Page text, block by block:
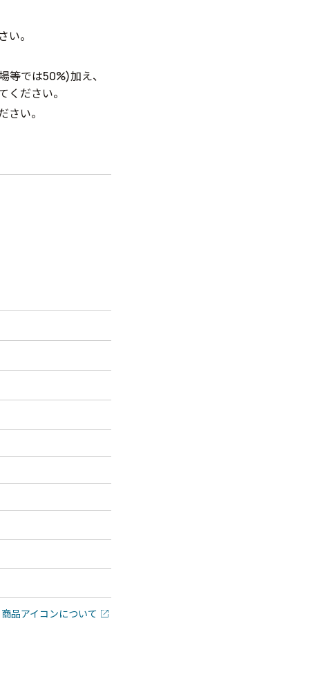
。
等では50%)加え、
ださい。
い。
商品アイコンについて